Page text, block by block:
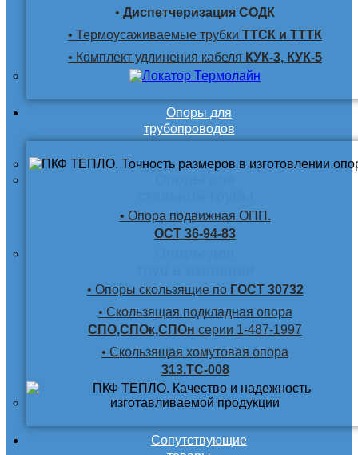
• Диспетчеризация СОДК
• Термоусаживаемые трубки ТТСК и ТТТК
• Комплект удлинения кабеля КУК-3, КУК-5
Опоры для
трубопроводов
• Опора подвижная ОПП.
ОСТ 36-94-83
• Опоры скользящие по ГОСТ 30732
• Скользящая подкладная опора
СПО,СПОк,СПОн серии 1-487-1997
• Скользящая хомутовая опора
313.ТС-008
Сопутствующие